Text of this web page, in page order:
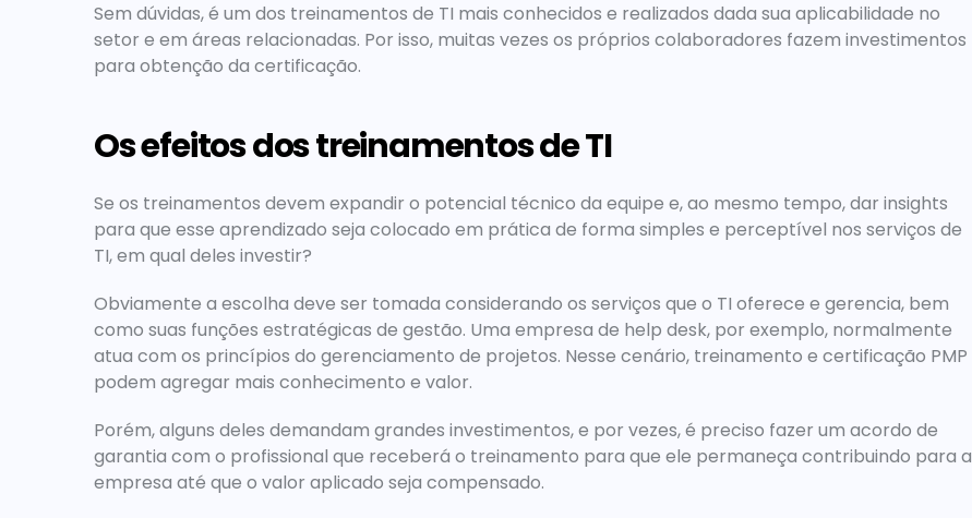
Sem dúvidas, é um dos treinamentos de TI mais conhecidos e realizados dada sua aplicabilidade no
setor e em áreas relacionadas. Por isso, muitas vezes os próprios colaboradores fazem investimentos
para obtenção da certificação.
Os efeitos dos treinamentos de TI
Se os treinamentos devem expandir o potencial técnico da equipe e, ao mesmo tempo, dar insights
para que esse aprendizado seja colocado em prática de forma simples e perceptível nos serviços de
TI, em qual deles investir?
Obviamente a escolha deve ser tomada considerando os serviços que o TI oferece e gerencia, bem
como suas funções estratégicas de gestão. Uma empresa de help desk, por exemplo, normalmente
atua com os princípios do gerenciamento de projetos. Nesse cenário, treinamento e certificação PMP
podem agregar mais conhecimento e valor.
Porém, alguns deles demandam grandes investimentos, e por vezes, é preciso fazer um acordo de
garantia com o profissional que receberá o treinamento para que ele permaneça contribuindo para a
empresa até que o valor aplicado seja compensado.